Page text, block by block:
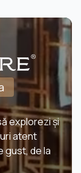
explorezi și
atent
gust, de la